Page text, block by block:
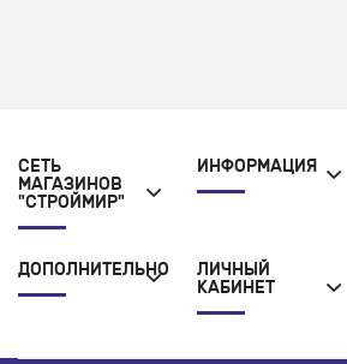
СЕТЬ
МАГАЗИНОВ
"СТРОЙМИР"
ИНФОРМАЦИЯ
ДОПОЛНИТЕЛЬНО
ЛИЧНЫЙ
КАБИНЕТ